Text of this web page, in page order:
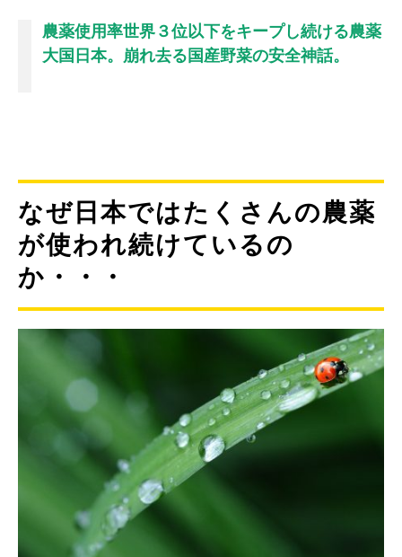
農薬使用率世界３位以下をキープし続ける農薬
大国日本。崩れ去る国産野菜の安全神話。
なぜ日本ではたくさんの農薬
が使われ続けているの
か・・・